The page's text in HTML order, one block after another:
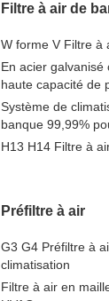
Filtre à air de
W forme V Filtre à
En acier galvanisé
haute capacité de
Système de
banque 99,99%
H13 H14 Filtre à
Préfiltre à air
G3 G4 Préfiltre à
climatisation
Filtre à air en